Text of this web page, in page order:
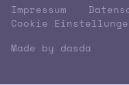
Impressum
Cookie
Made by dasda